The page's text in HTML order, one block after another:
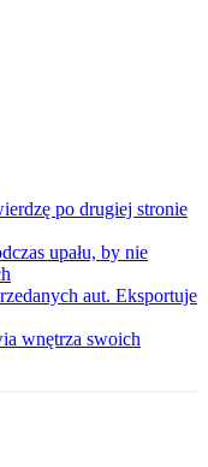
po drugiej stronie
upału, by nie
aut. Eksportuje
wnętrza swoich